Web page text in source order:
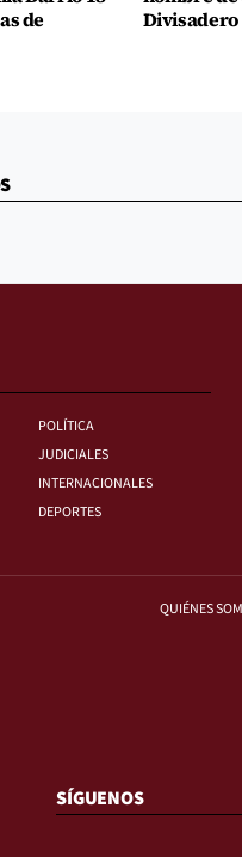
de
Divisadero
POLÍTICA
JUDICIALES
INTERNACIONALES
DEPORTES
QUIÉNES
SÍGUENOS